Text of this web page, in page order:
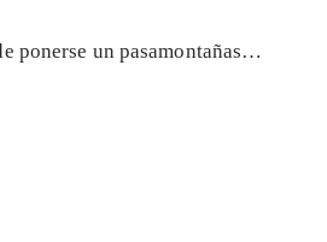
ponerse un pasamontañas…